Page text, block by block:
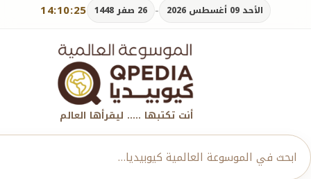
14:10:27 الأحد 09 أغسطس 2026 - 26 صفر 1448
أنت تكتبها ..... ليقرأها العالم